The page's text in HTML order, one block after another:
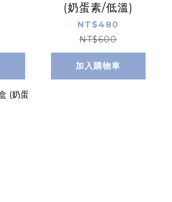
(奶蛋素/低溫)
NT$480
NT$600
加入購物車